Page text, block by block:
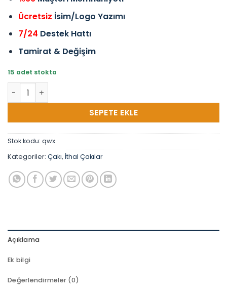
Ücretsiz İsim/Logo Yazımı
7/24 Destek Hattı
Tamirat & Değişim
15 adet stokta
Columbia Damascus Desenli Ahşap Çakı 21 cm adet
SEPETE EKLE
Stok kodu: qwx
Kategoriler: Çakı, İthal Çakılar
Açıklama
Ek bilgi
Değerlendirmeler (0)